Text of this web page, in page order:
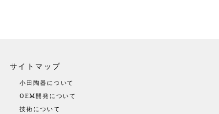
サイトマップ
小田陶器について
OEM開発について
技術について